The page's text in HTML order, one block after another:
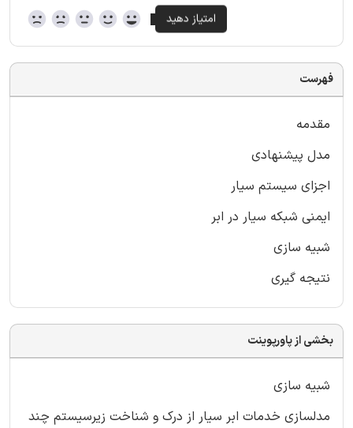
فهرست
مقدمه
مدل پیشنهادی
اجزای سیستم سیار
ایمنی شبکه سیار در ابر
شبیه سازی
نتیجه گیری
بخشی از پاورپوینت
شبیه سازی
مدلسازی خدمات ابر سیار از درک و شناخت زیرسیستم چند